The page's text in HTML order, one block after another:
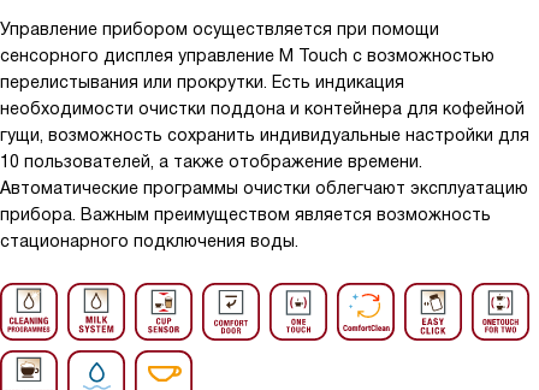
Управление прибором осуществляется при помощи
сенсорного дисплея управление M Touch с возможностью
перелистывания или прокрутки. Есть индикация
необходимости очистки поддона и контейнера для кофейной
гущи, возможность сохранить индивидуальные настройки для
10 пользователей, а также отображение времени.
Автоматические программы очистки облегчают эксплуатацию
прибора. Важным преимуществом является возможность
стационарного подключения воды.